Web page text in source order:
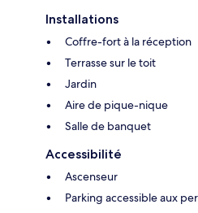
Installations
Coffre-fort à la réception
Terrasse sur le toit
Jardin
Aire de pique-nique
Salle de banquet
Accessibilité
Ascenseur
Parking accessible aux